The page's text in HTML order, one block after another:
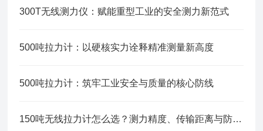
300T无线测力仪：赋能重型工业的安全测力新范式
500吨拉力计：以硬核实力诠释精准测量新高度
500吨拉力计：筑牢工业安全与质量的核心防线
150吨无线拉力计怎么选？测力精度、传输距离与防护等级的选购避坑指南